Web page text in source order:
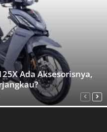
Ada Aksesorisnya,